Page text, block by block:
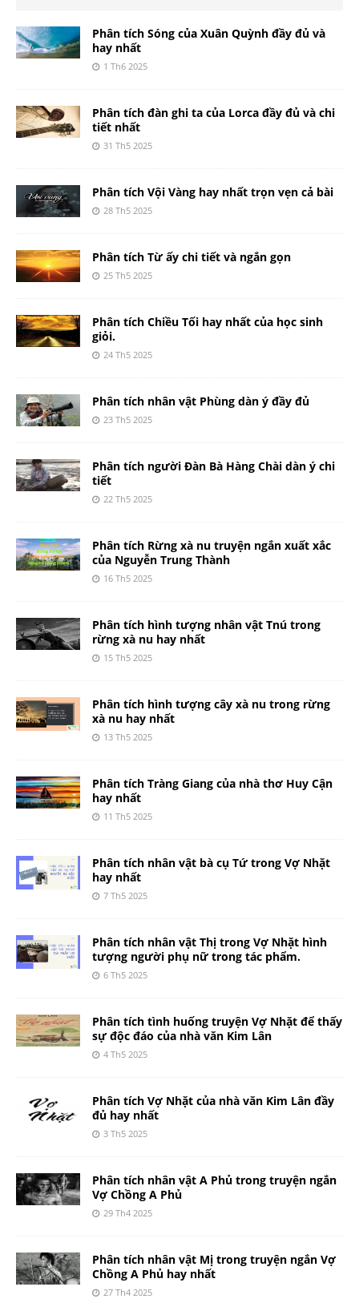
Phân tích Sóng của Xuân Quỳnh đầy đủ và
hay nhất
1 Th6 2025
Phân tích đàn ghi ta của Lorca đầy đủ và chi
tiết nhất
31 Th5 2025
Phân tích Vội Vàng hay nhất trọn vẹn cả bài
28 Th5 2025
Phân tích Từ ấy chi tiết và ngắn gọn
25 Th5 2025
Phân tích Chiều Tối hay nhất của học sinh
giỏi.
24 Th5 2025
Phân tích nhân vật Phùng dàn ý đầy đủ
23 Th5 2025
Phân tích người Đàn Bà Hàng Chài dàn ý chi
tiết
22 Th5 2025
Phân tích Rừng xà nu truyện ngắn xuất xắc
của Nguyễn Trung Thành
16 Th5 2025
Phân tích hình tượng nhân vật Tnú trong
rừng xà nu hay nhất
15 Th5 2025
Phân tích hình tượng cây xà nu trong rừng
xà nu hay nhất
13 Th5 2025
Phân tích Tràng Giang của nhà thơ Huy Cận
hay nhất
11 Th5 2025
Phân tích nhân vật bà cụ Tứ trong Vợ Nhặt
hay nhất
7 Th5 2025
Phân tích nhân vật Thị trong Vợ Nhặt hình
tượng người phụ nữ trong tác phẩm.
6 Th5 2025
Phân tích tình huống truyện Vợ Nhặt để thấy
sự độc đáo của nhà văn Kim Lân
4 Th5 2025
Phân tích Vợ Nhặt của nhà văn Kim Lân đầy
đủ hay nhất
3 Th5 2025
Phân tích nhân vật A Phủ trong truyện ngắn
Vợ Chồng A Phủ
29 Th4 2025
Phân tích nhân vật Mị trong truyện ngắn Vợ
Chồng A Phủ hay nhất
27 Th4 2025